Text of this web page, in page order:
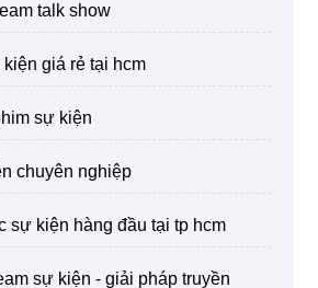
talk show
kiện giá rẻ tại hcm
sự kiện
chuyên nghiệp
sự kiện hàng đầu tại tp hcm